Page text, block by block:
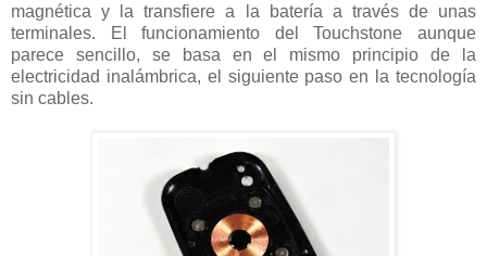
magnética y la transfiere a la batería a través de unas
terminales. El funcionamiento del Touchstone aunque
parece sencillo, se basa en el mismo principio de la
electricidad inalámbrica, el siguiente paso en la tecnología
sin cables.